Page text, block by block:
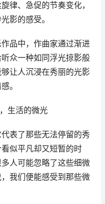
律、急促的节奏变化，
影的感受。
品中，作曲家通过渐进
众一种如同浮光掠影般
让人沉浸在秀丽的光影
。
生活的微光
表了那些无法停留的秀
似平凡却又短暂的时
人可能忽略了这些细微
我们便能感受到那些微